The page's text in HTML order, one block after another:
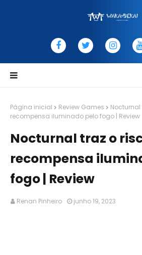
Página inicial Review Games
Nocturnal
recompensa iluminado pelo fogo | Review
Nocturnal traz o
recompensa
fogo | Review
Renan Pinheiro junho 19, 2023